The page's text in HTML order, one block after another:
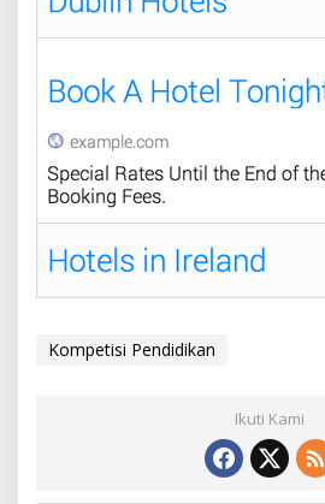
Kompetisi Pendidikan
Ikuti Kami